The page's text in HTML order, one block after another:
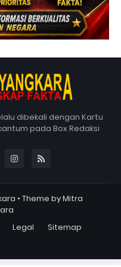
dibekali dengan Kartu
pada Box Redaksi
• Theme byMitra
Legal
Sitemap